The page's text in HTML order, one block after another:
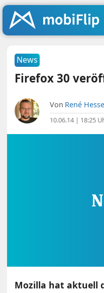
News
Firefox 30
Von René Hesse
10.06.14 | 18:25
Mozilla hat aktuell